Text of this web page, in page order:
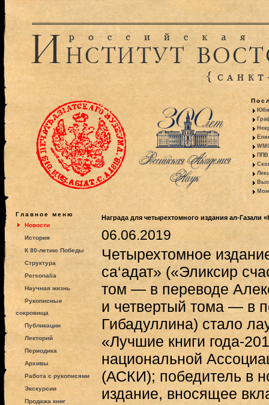
ППВ
Главное меню
Новости
История
К 80-летию Победы
Структура
Personalia
Научная жизнь
Рукописные
сокровища
Публикации
Лекторий
Периодика
Архивы
Работа с рукописями
Экскурсии
Продажа книг
Награда для четырехтомного издания ал-Газали
06.06.2019
Четырехтомное
са‘адат» («Эликсир
том — в переводе
и четвертый тома — в
Гибадуллина) стало
«Лучшие книги года-
национальной
(АСКИ); победитель в
издание, вносящее